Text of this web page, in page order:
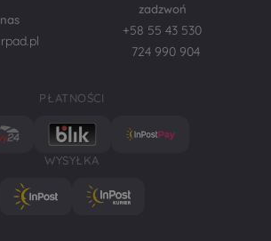
PŁATNOŚCI
WYSYŁKA
zadzwoń
+58 55 43 530
724 990 904